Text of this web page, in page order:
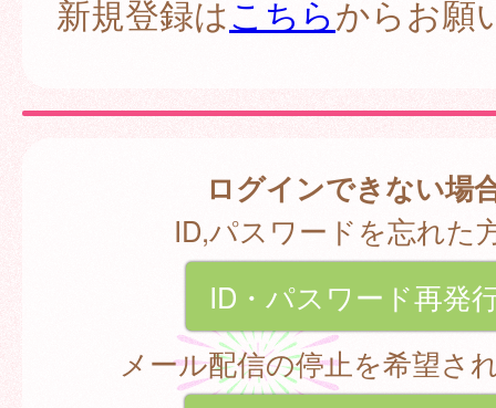
新規登録はこちらからお願
ログインできない場
ID,パスワードを忘れた
ID・パスワード再発
メール配信の停止を希望さ